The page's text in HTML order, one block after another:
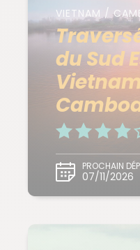
VIETNAM /
du Sud
PROCHAIN
07/11/2026